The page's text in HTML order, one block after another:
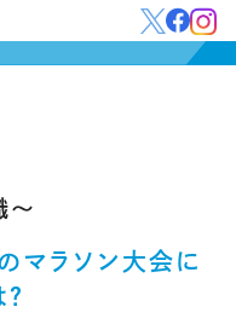
〜
マラソン大会に